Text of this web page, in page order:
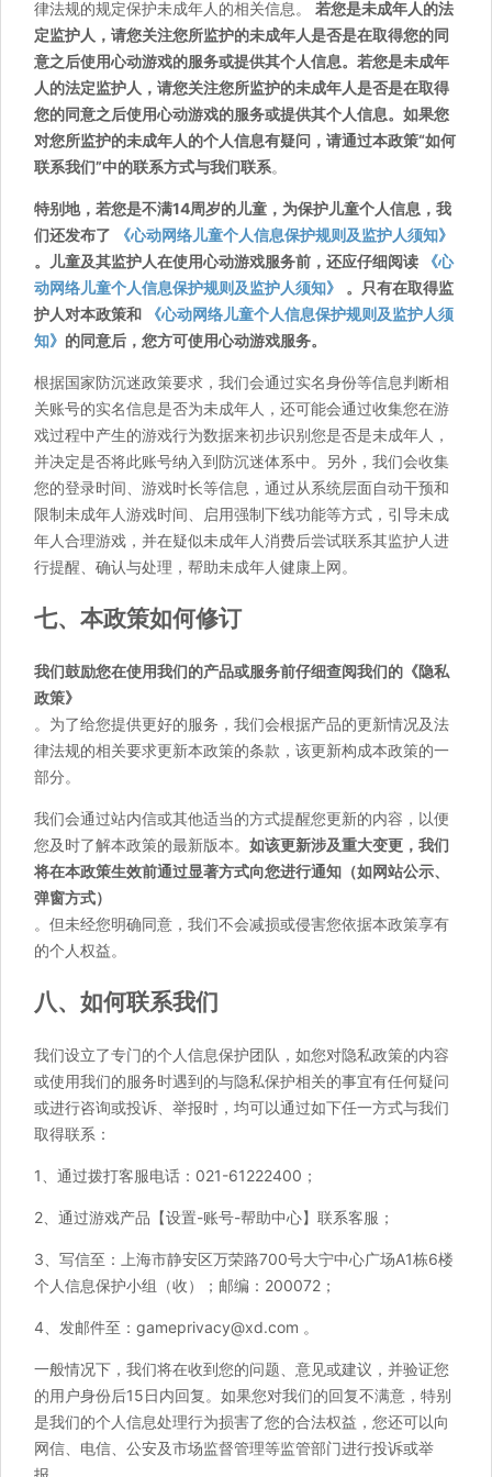
律法规的规定保护未成年人的相关信息。 若您是未成年人的法
定监护人，请您关注您所监护的未成年人是否是在取得您的同
意之后使用心动游戏的服务或提供其个人信息。若您是未成年
人的法定监护人，请您关注您所监护的未成年人是否是在取得
您的同意之后使用心动游戏的服务或提供其个人信息。如果您
对您所监护的未成年人的个人信息有疑问，请通过本政策“如何
联系我们”中的联系方式与我们联系。
特别地，若您是不满14周岁的儿童，为保护儿童个人信息，我
们还发布了
《心动网络儿童个人信息保护规则及监护人须知》
。儿童及其监护人在使用心动游戏服务前，还应仔细阅读
《心
动网络儿童个人信息保护规则及监护人须知》
。只有在取得监
护人对本政策和
《心动网络儿童个人信息保护规则及监护人须
知》 的同意后，您方可使用心动游戏服务。
根据国家防沉迷政策要求，我们会通过实名身份等信息判断相
关账号的实名信息是否为未成年人，还可能会通过收集您在游
戏过程中产生的游戏行为数据来初步识别您是否是未成年人，
并决定是否将此账号纳入到防沉迷体系中。另外，我们会收集
您的登录时间、游戏时长等信息，通过从系统层面自动干预和
限制未成年人游戏时间、启用强制下线功能等方式，引导未成
年人合理游戏，并在疑似未成年人消费后尝试联系其监护人进
行提醒、确认与处理，帮助未成年人健康上网。
七、本政策如何修订
我们鼓励您在使用我们的产品或服务前仔细查阅我们的《隐私
政策》
。为了给您提供更好的服务，我们会根据产品的更新情况及法
律法规的相关要求更新本政策的条款，该更新构成本政策的一
部分。
我们会通过站内信或其他适当的方式提醒您更新的内容，以便
您及时了解本政策的最新版本。 如该更新涉及重大变更，我们
将在本政策生效前通过显著方式向您进行通知（如网站公示、
弹窗方式）
。但未经您明确同意，我们不会减损或侵害您依据本政策享有
的个人权益。
八、如何联系我们
我们设立了专门的个人信息保护团队，如您对隐私政策的内容
或使用我们的服务时遇到的与隐私保护相关的事宜有任何疑问
或进行咨询或投诉、举报时，均可以通过如下任一方式与我们
取得联系：
1、通过拨打客服电话：021-61222400；
2、通过游戏产品【设置-账号-帮助中心】联系客服；
3、写信至：上海市静安区万荣路700号大宁中心广场A1栋6楼
个人信息保护小组（收）；邮编：200072；
4、发邮件至：gameprivacy@xd.com 。
一般情况下，我们将在收到您的问题、意见或建议，并验证您
的用户身份后15日内回复。如果您对我们的回复不满意，特别
是我们的个人信息处理行为损害了您的合法权益，您还可以向
网信、电信、公安及市场监督管理等监管部门进行投诉或举